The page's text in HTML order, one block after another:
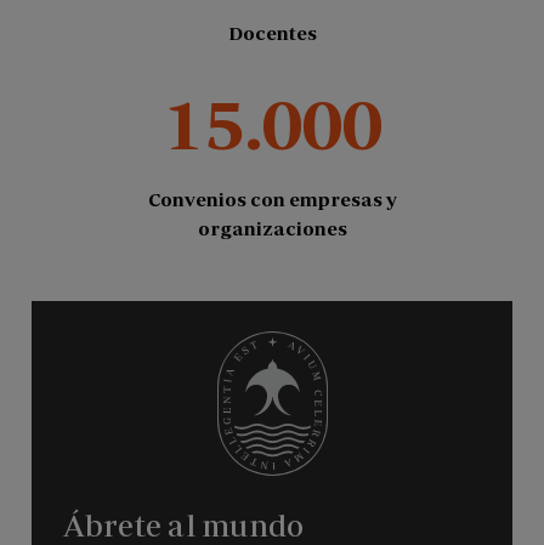
Docentes
15.000
Convenios con empresas y
organizaciones
Ábrete al mundo